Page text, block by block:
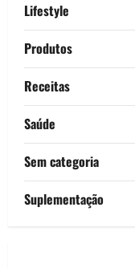
Lifestyle
Produtos
Receitas
Saúde
Sem categoria
Suplementação